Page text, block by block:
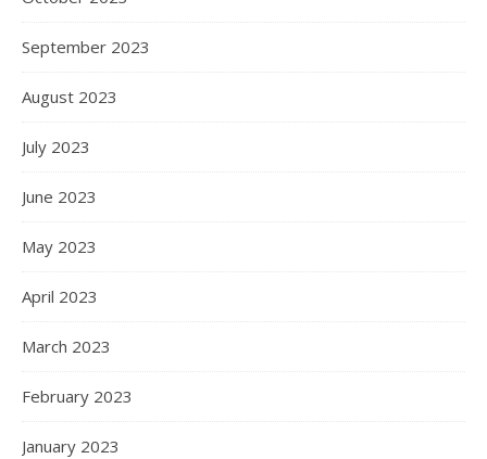
September 2023
August 2023
July 2023
June 2023
May 2023
April 2023
March 2023
February 2023
January 2023